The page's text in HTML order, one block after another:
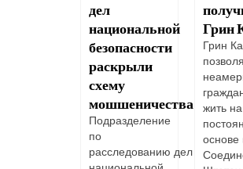
дел
национальной
безопасности
раскрыли
схему
мошшеничества
Подразделение
по
расследованию дел
Грин
Грин
жить на
основе